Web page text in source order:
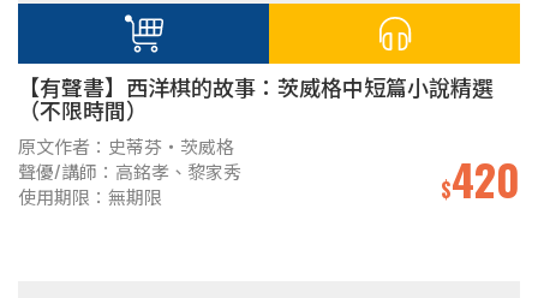
【有聲書】西洋棋的故事：茨威格中短篇小說精選
（不限時間）
原文作者：史蒂芬‧茨威格
聲優/講師：高銘孝、黎家秀
使用期限：無期限
$420